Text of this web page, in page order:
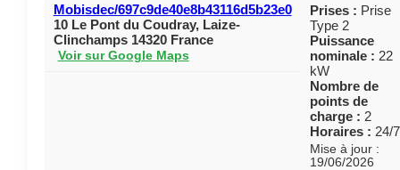
Mobisdec/697c9de40e8b43116d5b23e0
10 Le Pont du Coudray, Laize-
Clinchamps 14320 France
Voir sur Google Maps
Prises : Prise
Type 2
Puissance
nominale : 22
kW
Nombre de
points de
charge : 2
Horaires : 24/7
Mise à jour :
19/06/2026